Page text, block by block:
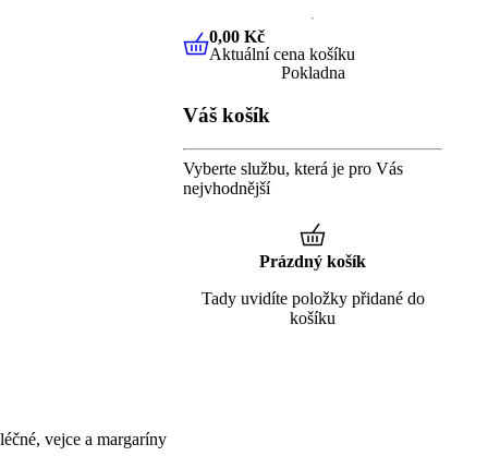
vejce a margaríny
0,00 KčAktuální cena košíku
0,00 Kč
Aktuální cena košíku
Pokladna
Váš košík
Vyberte službu, která je pro Vás
nejvhodnější
Prázdný košík
Tady uvidíte položky přidané do
košíku